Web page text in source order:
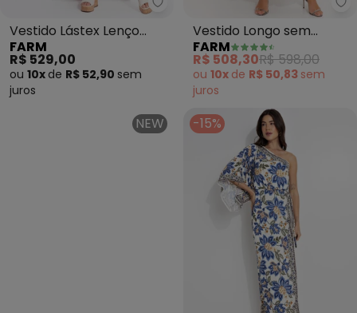
Farm - Vestido Lástex Lenço
Vestido Lástex Lenço
Floraline (Bege)
FARM
R$ 529,00
ou 10x de R$ 52,90 sem
juros
Vestido Longo sem
Manga Marcelle (Verde)
FARM
R$ 508,30R$ 598,00
ou 10x de R$ 50,83 sem
juros
NEW -15%